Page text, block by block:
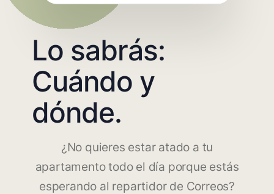
Lo sabrás:
Cuándo y
dónde.
¿No quieres estar atado a tu
apartamento todo el día porque estás
esperando al repartidor de Correos?